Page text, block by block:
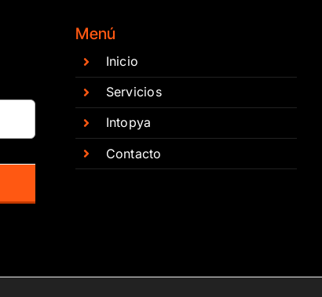
Menú
Inicio
Servicios
Intopya
Contacto